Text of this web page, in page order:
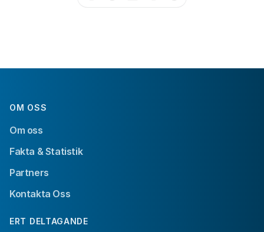
OM OSS
Om oss
Fakta & Statistik
Partners
Kontakta Oss
ERT DELTAGANDE